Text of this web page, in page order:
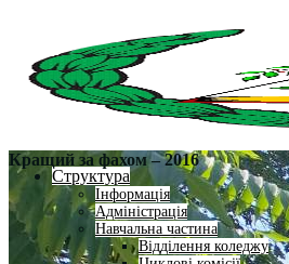
Структура
Інформація
Адміністрація
Навчальна частина
Відділення коледжу
Кращий за фахом – 2016